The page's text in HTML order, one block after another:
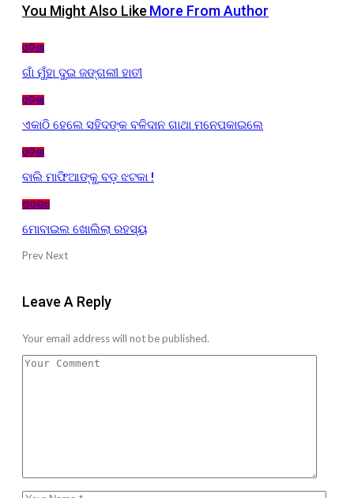
You Might Also Like More From Author
ଓଡ଼ିଶା
ଗାଁ ମୁଁହା ଦୁଇ ଜଙ୍ଗଲୀ ହାତୀ
ଓଡ଼ିଶା
ଏକାଠି ହେଲେ ସହିଦଙ୍କ ବଳିଦାନ ଗାଥା ମନେପକାଇଲେ
ଓଡ଼ିଶା
ବାଲି ମାଫିଆଙ୍କୁ ବଡ଼ ଝଟକା !
ଅପରାଧ
ମୋବାଇଲ ଖୋଲିଲା ରହସ୍ୟ
PrevNext
Leave A Reply
Your email address will not be published.